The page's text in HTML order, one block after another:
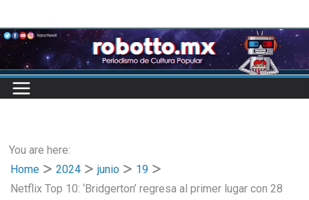
to
content
You are here:
Home
2024 junio
19
Netflix Top 10: ‘Bridgerton’ regresa al primer lugar con 28